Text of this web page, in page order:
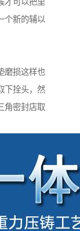
才可以把里
个新的辅以
磨损这样也
下拴头，然
角密封店取